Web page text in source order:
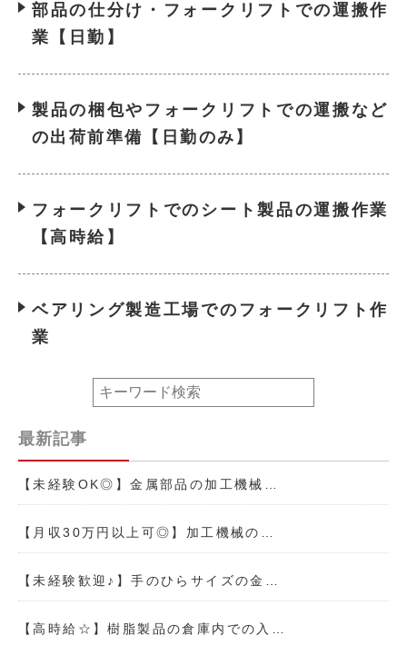
部品の仕分け・フォークリフトでの運搬作
業【日勤】
製品の梱包やフォークリフトでの運搬など
の出荷前準備【日勤のみ】
フォークリフトでのシート製品の運搬作業
【高時給】
ベアリング製造工場でのフォークリフト作
業
最新記事
【未経験OK◎】金属部品の加工機械…
【月収30万円以上可◎】加工機械の…
【未経験歓迎♪】手のひらサイズの金…
【高時給☆】樹脂製品の倉庫内での入…